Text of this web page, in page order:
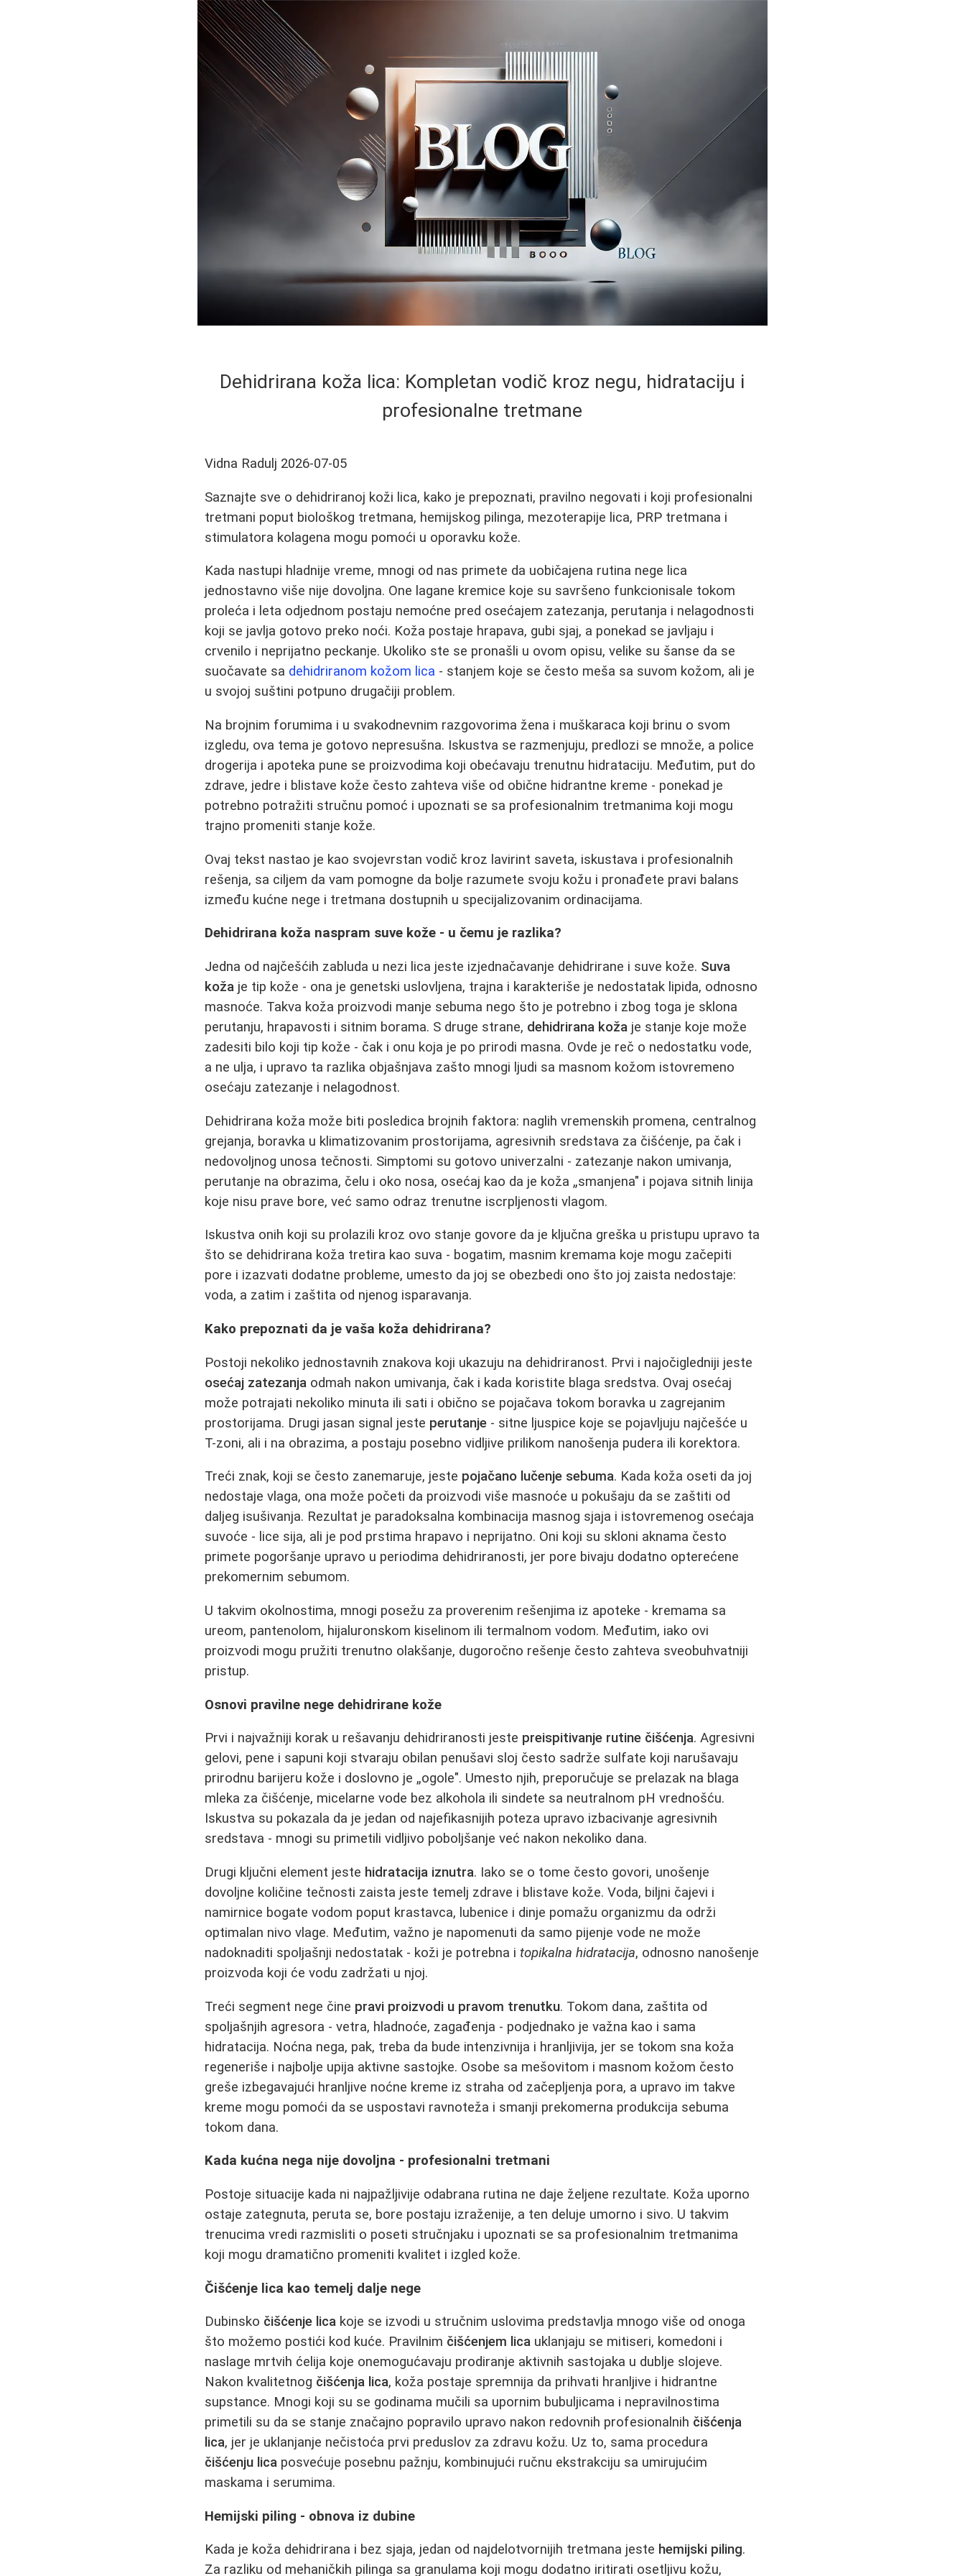
Dehidrirana koža lica: Kompletan vodič kroz negu, hidrataciju i
profesionalne tretmane
Vidna Radulj 2026-07-05
Saznajte sve o dehidriranoj koži lica, kako je prepoznati, pravilno negovati i koji profesionalni
tretmani poput biološkog tretmana, hemijskog pilinga, mezoterapije lica, PRP tretmana i
stimulatora kolagena mogu pomoći u oporavku kože.
Kada nastupi hladnije vreme, mnogi od nas primete da uobičajena rutina nege lica
jednostavno više nije dovoljna. One lagane kremice koje su savršeno funkcionisale tokom
proleća i leta odjednom postaju nemoćne pred osećajem zatezanja, perutanja i nelagodnosti
koji se javlja gotovo preko noći. Koža postaje hrapava, gubi sjaj, a ponekad se javljaju i
crvenilo i neprijatno peckanje. Ukoliko ste se pronašli u ovom opisu, velike su šanse da se
suočavate sa dehidriranom kožom lica - stanjem koje se često meša sa suvom kožom, ali je
u svojoj suštini potpuno drugačiji problem.
Na brojnim forumima i u svakodnevnim razgovorima žena i muškaraca koji brinu o svom
izgledu, ova tema je gotovo nepresušna. Iskustva se razmenjuju, predlozi se množe, a police
drogerija i apoteka pune se proizvodima koji obećavaju trenutnu hidrataciju. Međutim, put do
zdrave, jedre i blistave kože često zahteva više od obične hidrantne kreme - ponekad je
potrebno potražiti stručnu pomoć i upoznati se sa profesionalnim tretmanima koji mogu
trajno promeniti stanje kože.
Ovaj tekst nastao je kao svojevrstan vodič kroz lavirint saveta, iskustava i profesionalnih
rešenja, sa ciljem da vam pomogne da bolje razumete svoju kožu i pronađete pravi balans
između kućne nege i tretmana dostupnih u specijalizovanim ordinacijama.
Dehidrirana koža naspram suve kože - u čemu je razlika?
Jedna od najčešćih zabluda u nezi lica jeste izjednačavanje dehidrirane i suve kože. Suva
koža je tip kože - ona je genetski uslovljena, trajna i karakteriše je nedostatak lipida, odnosno
masnoće. Takva koža proizvodi manje sebuma nego što je potrebno i zbog toga je sklona
perutanju, hrapavosti i sitnim borama. S druge strane, dehidrirana koža je stanje koje može
zadesiti bilo koji tip kože - čak i onu koja je po prirodi masna. Ovde je reč o nedostatku vode,
a ne ulja, i upravo ta razlika objašnjava zašto mnogi ljudi sa masnom kožom istovremeno
osećaju zatezanje i nelagodnost.
Dehidrirana koža može biti posledica brojnih faktora: naglih vremenskih promena, centralnog
grejanja, boravka u klimatizovanim prostorijama, agresivnih sredstava za čišćenje, pa čak i
nedovoljnog unosa tečnosti. Simptomi su gotovo univerzalni - zatezanje nakon umivanja,
perutanje na obrazima, čelu i oko nosa, osećaj kao da je koža „smanjena" i pojava sitnih linija
koje nisu prave bore, već samo odraz trenutne iscrpljenosti vlagom.
Iskustva onih koji su prolazili kroz ovo stanje govore da je ključna greška u pristupu upravo ta
što se dehidrirana koža tretira kao suva - bogatim, masnim kremama koje mogu začepiti
pore i izazvati dodatne probleme, umesto da joj se obezbedi ono što joj zaista nedostaje:
voda, a zatim i zaštita od njenog isparavanja.
Kako prepoznati da je vaša koža dehidrirana?
Postoji nekoliko jednostavnih znakova koji ukazuju na dehidriranost. Prvi i najočigledniji jeste
osećaj zatezanja odmah nakon umivanja, čak i kada koristite blaga sredstva. Ovaj osećaj
može potrajati nekoliko minuta ili sati i obično se pojačava tokom boravka u zagrejanim
prostorijama. Drugi jasan signal jeste perutanje - sitne ljuspice koje se pojavljuju najčešće u
T-zoni, ali i na obrazima, a postaju posebno vidljive prilikom nanošenja pudera ili korektora.
Treći znak, koji se često zanemaruje, jeste pojačano lučenje sebuma. Kada koža oseti da joj
nedostaje vlaga, ona može početi da proizvodi više masnoće u pokušaju da se zaštiti od
daljeg isušivanja. Rezultat je paradoksalna kombinacija masnog sjaja i istovremenog osećaja
suvoće - lice sija, ali je pod prstima hrapavo i neprijatno. Oni koji su skloni aknama često
primete pogoršanje upravo u periodima dehidriranosti, jer pore bivaju dodatno opterećene
prekomernim sebumom.
U takvim okolnostima, mnogi posežu za proverenim rešenjima iz apoteke - kremama sa
ureom, pantenolom, hijaluronskom kiselinom ili termalnom vodom. Međutim, iako ovi
proizvodi mogu pružiti trenutno olakšanje, dugoročno rešenje često zahteva sveobuhvatniji
pristup.
Osnovi pravilne nege dehidrirane kože
Prvi i najvažniji korak u rešavanju dehidriranosti jeste preispitivanje rutine čišćenja. Agresivni
gelovi, pene i sapuni koji stvaraju obilan penušavi sloj često sadrže sulfate koji narušavaju
prirodnu barijeru kože i doslovno je „ogole". Umesto njih, preporučuje se prelazak na blaga
mleka za čišćenje, micelarne vode bez alkohola ili sindete sa neutralnom pH vrednošću.
Iskustva su pokazala da je jedan od najefikasnijih poteza upravo izbacivanje agresivnih
sredstava - mnogi su primetili vidljivo poboljšanje već nakon nekoliko dana.
Drugi ključni element jeste hidratacija iznutra. Iako se o tome često govori, unošenje
dovoljne količine tečnosti zaista jeste temelj zdrave i blistave kože. Voda, biljni čajevi i
namirnice bogate vodom poput krastavca, lubenice i dinje pomažu organizmu da održi
optimalan nivo vlage. Međutim, važno je napomenuti da samo pijenje vode ne može
nadoknaditi spoljašnji nedostatak - koži je potrebna itopikalna hidratacija, odnosno nanošenje
proizvoda koji će vodu zadržati u njoj.
Treći segment nege čine pravi proizvodi u pravom trenutku. Tokom dana, zaštita od
spoljašnjih agresora - vetra, hladnoće, zagađenja - podjednako je važna kao i sama
hidratacija. Noćna nega, pak, treba da bude intenzivnija i hranljivija, jer se tokom sna koža
regeneriše i najbolje upija aktivne sastojke. Osobe sa mešovitom i masnom kožom često
greše izbegavajući hranljive noćne kreme iz straha od začepljenja pora, a upravo im takve
kreme mogu pomoći da se uspostavi ravnoteža i smanji prekomerna produkcija sebuma
tokom dana.
Kada kućna nega nije dovoljna - profesionalni tretmani
Postoje situacije kada ni najpažljivije odabrana rutina ne daje željene rezultate. Koža uporno
ostaje zategnuta, peruta se, bore postaju izraženije, a ten deluje umorno i sivo. U takvim
trenucima vredi razmisliti o poseti stručnjaku i upoznati se sa profesionalnim tretmanima
koji mogu dramatično promeniti kvalitet i izgled kože.
Čišćenje lica kao temelj dalje nege
Dubinsko čišćenje lica koje se izvodi u stručnim uslovima predstavlja mnogo više od onoga
što možemo postići kod kuće. Pravilnim čišćenjem lica uklanjaju se mitiseri, komedoni i
naslage mrtvih ćelija koje onemogućavaju prodiranje aktivnih sastojaka u dublje slojeve.
Nakon kvalitetnog čišćenja lica, koža postaje spremnija da prihvati hranljive i hidrantne
supstance. Mnogi koji su se godinama mučili sa upornim bubuljicama i nepravilnostima
primetili su da se stanje značajno popravilo upravo nakon redovnih profesionalnih čišćenja
lica, jer je uklanjanje nečistoća prvi preduslov za zdravu kožu. Uz to, sama procedura
čišćenju lica posvećuje posebnu pažnju, kombinujući ručnu ekstrakciju sa umirujućim
maskama i serumima.
Hemijski piling - obnova iz dubine
Kada je koža dehidrirana i bez sjaja, jedan od najdelotvornijih tretmana jeste hemijski piling.
Za razliku od mehaničkih pilinga sa granulama koji mogu dodatno iritirati osetljivu kožu,